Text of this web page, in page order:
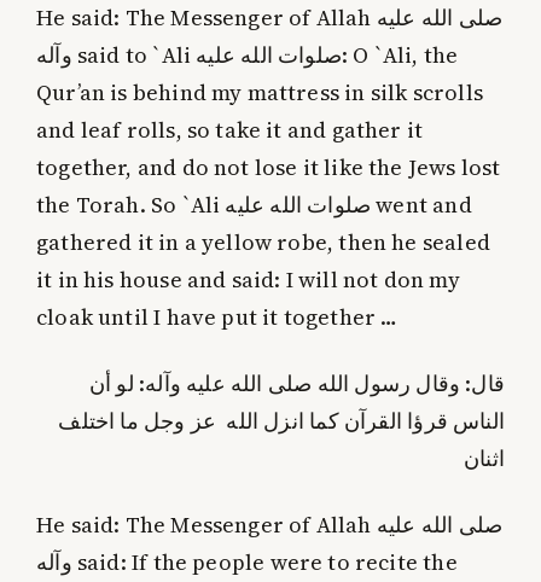
He said: The Messenger of Allah صلى الله عليه
وآله said to `Ali صلوات الله عليه: O `Ali, the
Qur’an is behind my mattress in silk scrolls
and leaf rolls, so take it and gather it
together, and do not lose it like the Jews lost
the Torah. So `Ali صلوات الله عليه went and
gathered it in a yellow robe, then he sealed
it in his house and said: I will not don my
cloak until I have put it together …
قال: وقال رسول الله صلى الله عليه وآله: لو أن
الناس قرؤا القرآن كما انزل الله عز وجل ما اختلف
اثنان
He said: The Messenger of Allah صلى الله عليه
وآله said: If the people were to recite the